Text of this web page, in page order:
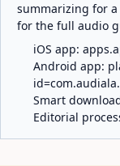
summarizing for
for the full audio
iOS app:
Android app:
Smart
Editorial